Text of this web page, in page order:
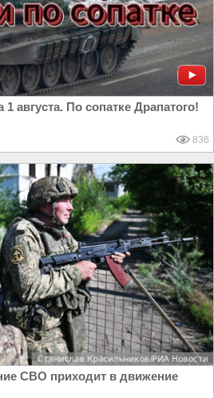
августа. По сопатке Драпатого!
836
СВО приходит в движение